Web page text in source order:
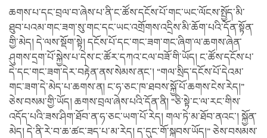
ཆགས་པ་དང་བྲལ་བ་ཞེས་པ་ནི་ང་ཚོས་དངོས་པོ་གང་ཡང་ལོངས་སྤྱོད་མི་
ཐུབ་པའམ་གང་ཟག་སུ་གང་དང་ཡང་འགྲོགས་འདྲིས་མི་ཆོག་པའི་དོན་སྟོན་
གྱི་མེད། དེ་ལས་སྡོག་སྟེ། དངོས་པོ་དང་གང་ཟག་གང་ཞིག་ལ་ཆགས་ཞེན་
ཤུགས་དྲག་པོ་སྐྱེས་པ་དེས་ང་ཚོར་དཀའ་ངལ་བཟོ་གི་ཡོད། ང་ཚོས་དངོས་པ་
དེ་དང་གང་ཟག་དེར་བརྟེན་ནས་སེམས་ནང་། “གལ་སྲིད་དངོས་པོ་དེའམ་
གང་ཟག་དེ་མེད་པ་ཆགས་ན། ང་ཧ་ཅང་ཁ་ཐབས་སྐྱོ་པོ་ཆགས་ངེས་རེད།”
ཅེས་བསམ་གྱི་ཡོད། ཆགས་བྲལ་ཞེས་པའི་དོན་ནི། “ཅི་སྟེ་ང་ལ་རང་གིས་
འདོད་པའི་ཟས་ཤིག་ཐོབ་ན་ཧ་ཅང་ཡག་པོ་རེད། གལ་ཏེ་མ་ཐོབ་ནའང་། སྐྱོན་
མེད། དེ་ནི་རེ་བ་ཆ་ཚང་ཟད་པ་མ་རེད། ད་དུང་གོ་སྐབས་ཡོད།” ཅེས་བསམས་